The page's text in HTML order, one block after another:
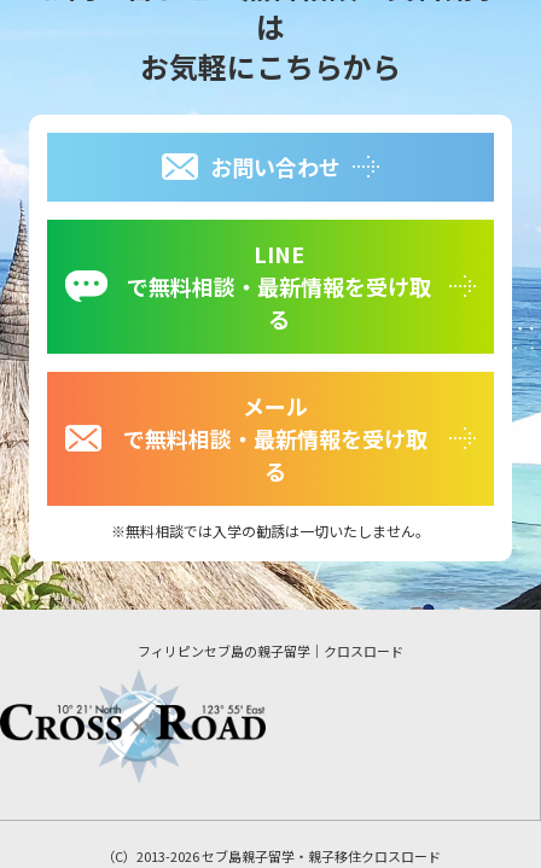
は
お気軽にこちらから
お問い合わせ
LINE
で無料相談・最新情報を受け取
る
メール
で無料相談・最新情報を受け取
る
無料相談では入学の勧誘は一切いたしません。
フィリピンセブ島の親子留学｜クロスロード
（C）2013-2026 セブ島親子留学・親子移住クロスロード